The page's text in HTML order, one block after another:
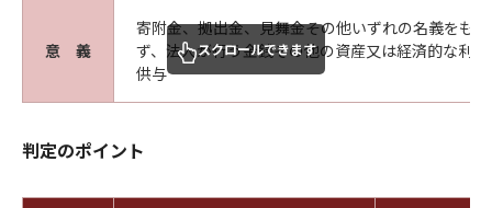
意 義
寄附金、拠出金、見舞金その他いずれの名義をも
ず、法人が行う金銭その他の資産又は経済的な利
供与
スクロールできます
判定のポイント